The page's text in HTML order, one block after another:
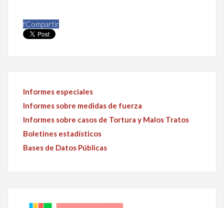
fCompartir
Informes especiales
Informes sobre medidas de fuerza
Informes sobre casos de Tortura y Malos Tratos
Boletines estadísticos
Bases de Datos Públicas